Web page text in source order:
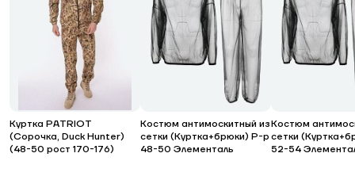
Куртка PATRIOT
(Сорочка, Duck Hunter)
(48-50 рост 170-176)
Костюм антимоскитный из
сетки (Куртка+брюки) Р-р
48-50 Элементаль
Костюм
сетки
52-54